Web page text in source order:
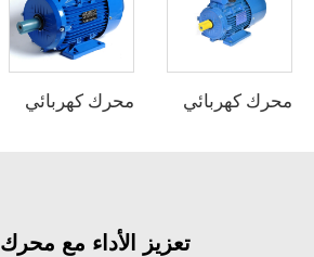
تعزيز الأداء مع محرك IE 3